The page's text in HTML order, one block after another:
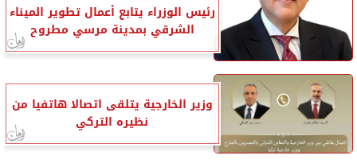
رئيس الوزراء يتابع أعمال تطوير الميناء
الشرقي بمدينة مرسي مطروح
وزير الخارجية يتلقى اتصالا هاتفيا من
نظيره التركي